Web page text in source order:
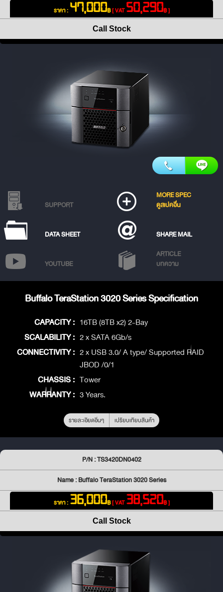
ราคา : 47,000฿[ VAT50,290฿ ]
Call Stock
SUPPORT
MORE SPEC
ดูสเปคอื่น
DATA SHEET SHARE MAIL
YOUTUBE
ARTICLE
บทความ
Buffalo TeraStation 3020 Series Specification
CAPACITY : 16TB (8TB x2) 2-Bay
SCALABILITY : 2 x SATA 6Gb/s
CONNECTIVITY : 2 x USB 3.0/ A type/ Supported RAID
JBOD /0/1
CHASSIS : Tower
WARRANTY : 3 Years.
รายละเอียดอื่นๆ เปรียบเทียบสินค้า
P/N : TS3420DN0402
Name : Buffalo TeraStation 3020 Series
ราคา : 36,000฿[ VAT38,520฿ ]
Call Stock